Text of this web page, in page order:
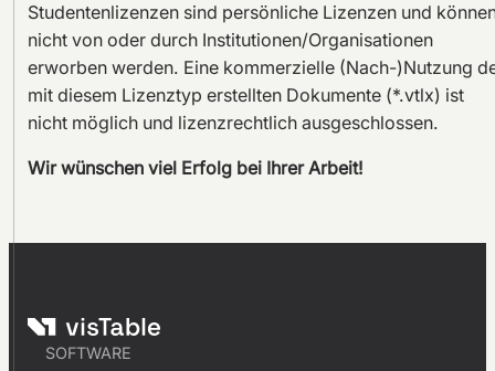
Studentenlizenzen sind persönliche Lizenzen und
nicht von oder durch Institutionen/Organisationen
erworben werden. Eine kommerzielle (Nach-)Nutzung
mit diesem Lizenztyp erstellten Dokumente (*.vtlx) ist
nicht möglich und lizenzrechtlich ausgeschlossen.
Wir wünschen viel Erfolg bei Ihrer Arbeit!
SOFTWARE